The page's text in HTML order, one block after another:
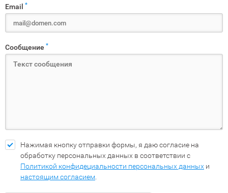
Email *
Сообщение *
Нажимая кнопку отправки формы, я даю согласие на
обработку персональных данных в соответствии с
Политикой конфидециальности персональных данных и
настоящим согласием